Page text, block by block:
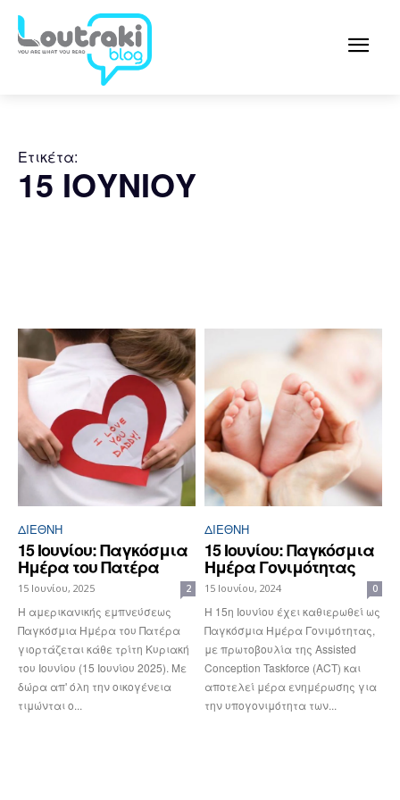
Ετικέτα:
15 ΙΟΥΝΙΟΥ
ΔΙΕΘΝΉ
15 Ιουνίου: Παγκόσμια
Ημέρα του Πατέρα
15 Ιουνίου, 2025 2
Η αμερικανικής εμπνεύσεως
Παγκόσμια Ημέρα του Πατέρα
γιορτάζεται κάθε τρίτη Κυριακή
του Ιουνίου (15 Ιουνίου 2025). Με
δώρα απ' όλη την οικογένεια
τιμώνται ο...
ΔΙΕΘΝΉ
15 Ιουνίου: Παγκόσμια
Ημέρα Γονιμότητας
15 Ιουνίου, 2024 0
Η 15η Ιουνίου έχει καθιερωθεί ως
Παγκόσμια Ημέρα Γονιμότητας,
με πρωτοβουλία της Assisted
Conception Taskforce (ACT) και
αποτελεί μέρα ενημέρωσης για
την υπογονιμότητα των...